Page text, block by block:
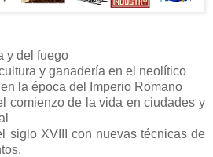
y del fuego
y ganadería en el neolítico
la época del Imperio Romano
comienzo de la vida en ciudades y
siglo XVIII con nuevas técnicas de